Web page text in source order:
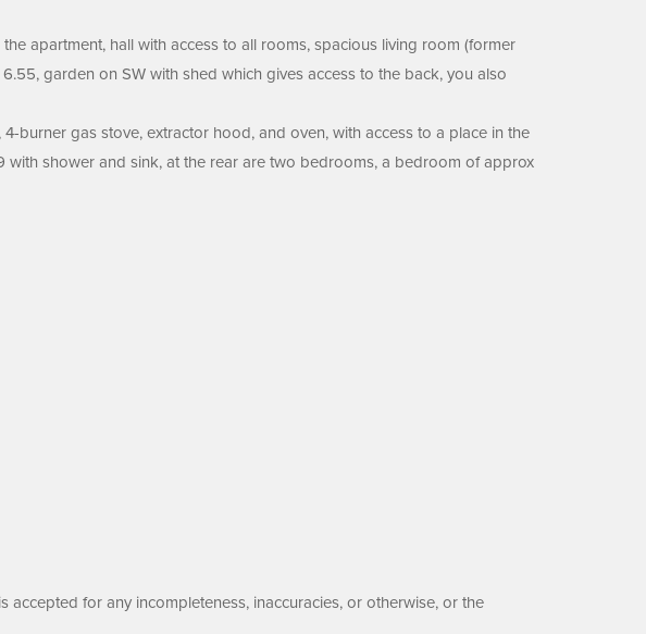
apartment, hall with access to all rooms, spacious living room (former
garden on SW with shed which gives access to the back, you also
burner gas stove, extractor hood, and oven, with access to a place in the
with shower and sink, at the rear are two bedrooms, a bedroom of approx
for any incompleteness, inaccuracies, or otherwise, or the